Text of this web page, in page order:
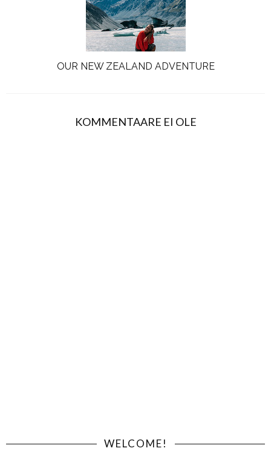
OUR NEW ZEALAND ADVENTURE
KOMMENTAARE EI OLE
WELCOME!